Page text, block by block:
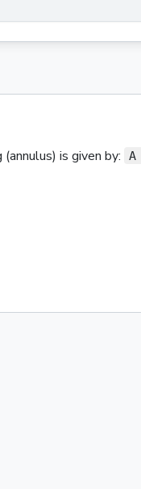
(annulus) is given by: